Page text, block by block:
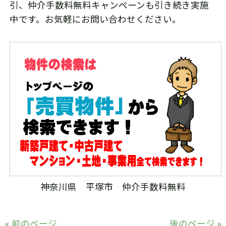
引、仲介手数料無料キャンペーンも引き続き実施
中です。お気軽にお問い合わせください。
神奈川県 平塚市 仲介手数料無料